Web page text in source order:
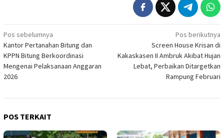
Navigasi
pos
Pos sebelumnya
Kantor Pertanahan Bitung dan
KPPN Bitung Berkoordinasi
Mengenai Pelaksanaan Anggaran
2026
Pos berikutnya
Screen House Krisan di
Kakaskasen II Ambruk Akibat Hujan
Lebat, Perbaikan Ditargetkan
Rampung Februari
POS TERKAIT